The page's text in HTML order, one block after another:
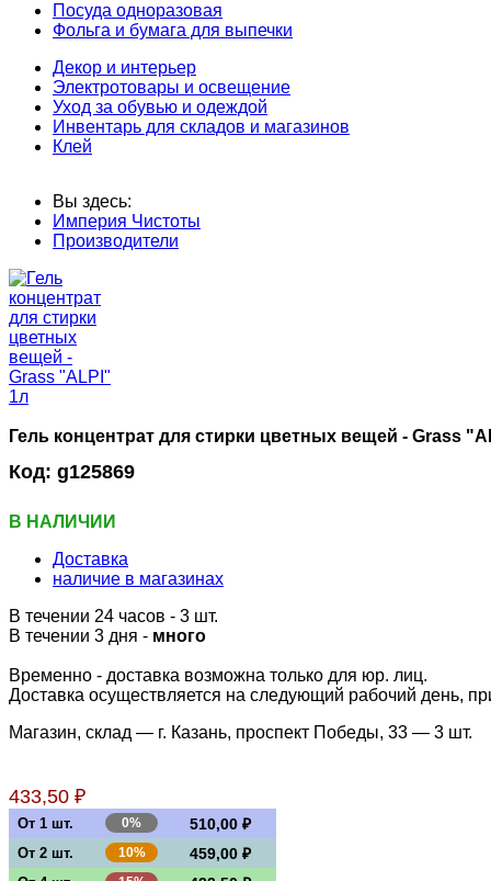
Посуда одноразовая
Фольга и бумага для выпечки
Декор и интерьер
Электротовары и освещение
Уход за обувью и одеждой
Инвентарь для складов и магазинов
Клей
Вы здесь:
Империя Чистоты
Производители
Гель концентрат для стирки цветных вещей - Grass
Код: g125869
В НАЛИЧИИ
Доставка
наличие в магазинах
В течении 24 часов - 3 шт.
В течении 3 дня - много
Временно - доставка возможна только для юр. лиц.
Доставка осуществляется на следующий рабочий день,
Магазин, склад — г. Казань, проспект Победы, 33 — 3 шт.
433,50 ₽
От 1 шт. 0% 510,00 ₽
От 2 шт. 10% 459,00 ₽